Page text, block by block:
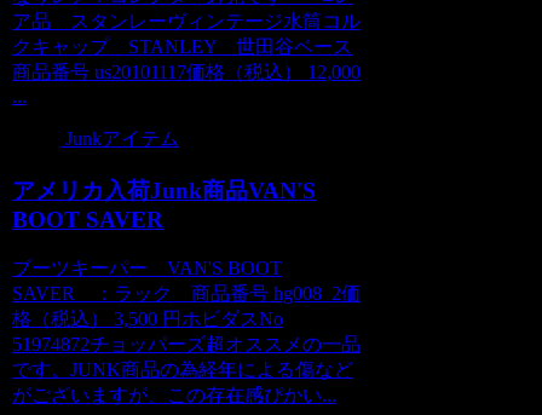
ア品 スタンレーヴィンテージ水筒コル
クキャップ STANLEY 世田谷ベース
商品番号 us20101117価格（税込） 12,000
...
Junkアイテム
アメリカ入荷Junk商品VAN'S
BOOT SAVER
ブーツキーパー VAN'S BOOT
SAVER ：ラック 商品番号 hg008_2価
格（税込） 3,500 円ホビダスNo
51974872チョッパーズ超オススメの一品
です。JUNK商品の為経年による傷など
がございますが、この存在感ぴかい...